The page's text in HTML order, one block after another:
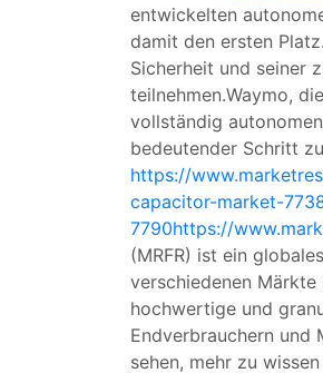
entwickelten
damit den ersten
Sicherheit und seiner
teilnehmen.Waymo,
vollständig
bedeutender Schritt
https://
capacitor-market-
7790https://
(MRFR) ist ein
verschiedenen
hochwertige und
Endverbrauchern und
sehen, mehr zu